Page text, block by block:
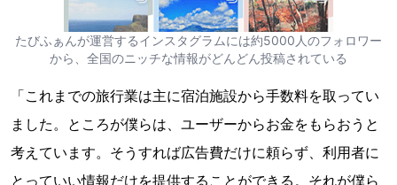
たびふぁんが運営するインスタグラムには約5000人のフォロワー
から、全国のニッチな情報がどんどん投稿されている
「これまでの旅行業は主に宿泊施設から手数料を取ってい
ました。ところが僕らは、ユーザーからお金をもらおうと
考えています。そうすれば広告費だけに頼らず、利用者に
とっていい情報だけを提供することができる。それが僕ら